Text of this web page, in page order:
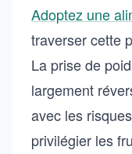
Adoptez une
traverser cette
La prise de
largement
avec les
privilégier les